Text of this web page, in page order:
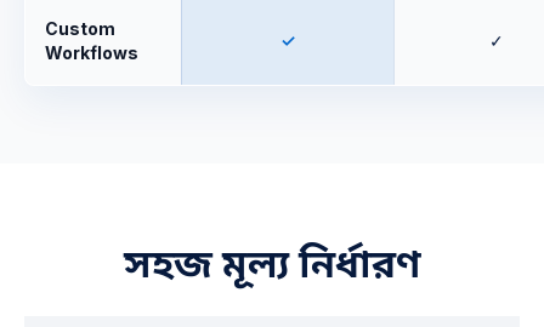
Custom
Workflows
✓ ✓
সহজ মূল্য নির্ধারণ